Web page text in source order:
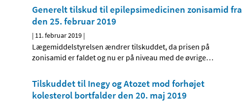
Generelt tilskud til epilepsimedicinen zonisamid fra
den 25. februar 2019
| 11. februar 2019 |
Lægemiddelstyrelsen ændrer tilskuddet, da prisen på
zonisamid er faldet og nu er på niveau med de øvrige…
Tilskuddet til Inegy og Atozet mod forhøjet
kolesterol bortfalder den 20. maj 2019